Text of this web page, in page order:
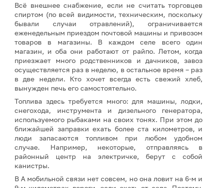
Всё внешнее снабжение, если не считать торговцев
спиртом (по всей видимости, техническим, поскольку
бывали случаи отравлений), ограничивается
еженедельным приездом почтовой машины и привозом
товаров в магазины. В каждом селе всего один
магазин, и оба они работают от райпо. Летом, когда
приезжает много родственников и дачников, завоз
осуществляется раз в неделю, в остальное время – раз
в две недели. Кто хочет всегда есть свежий хлеб,
вынужден печь его самостоятельно.
Топлива здесь требуется много: для машины, лодки,
снегохода, инструмента и дизельного генератора,
используемого рыбаками на своих тонях. При этом до
ближайшей заправки ехать более ста километров, и
люди запасаются топливом при любом удобном
случае. Например, некоторые, отправляясь в
районный центр на электричке, берут с собой
канистры.
В А мобильной связи нет совсем, но она ловит на 6-м и